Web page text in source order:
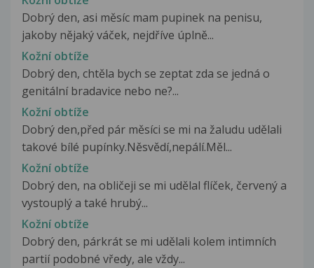
Dobrý den, asi měsíc mam pupinek na penisu,
jakoby nějaký váček, nejdříve úplně...
Kožní obtíže
Dobrý den, chtěla bych se zeptat zda se jedná o
genitální bradavice nebo ne?...
Kožní obtíže
Dobrý den,před pár měsíci se mi na žaludu udělali
takové bílé pupínky.Něsvědí,nepálí.Měl...
Kožní obtíže
Dobrý den, na obličeji se mi udělal flíček, červený a
vystouplý a také hrubý...
Kožní obtíže
Dobrý den, párkrát se mi udělali kolem intimních
partií podobné vředy, ale vždy...